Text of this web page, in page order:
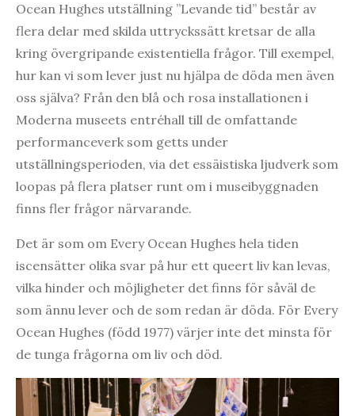
Ocean Hughes utställning ”Levande tid” består av
flera delar med skilda uttryckssätt kretsar de alla
kring övergripande existentiella frågor. Till exempel,
hur kan vi som lever just nu hjälpa de döda men även
oss själva? Från den blå och rosa installationen i
Moderna museets entréhall till de omfattande
performanceverk som getts under
utställningsperioden, via det essäistiska ljudverk som
loopas på flera platser runt om i museibyggnaden
finns fler frågor närvarande.
Det är som om Every Ocean Hughes hela tiden
iscensätter olika svar på hur ett queert liv kan levas,
vilka hinder och möjligheter det finns för såväl de
som ännu lever och de som redan är döda. För Every
Ocean Hughes (född 1977) värjer inte det minsta för
de tunga frågorna om liv och död.